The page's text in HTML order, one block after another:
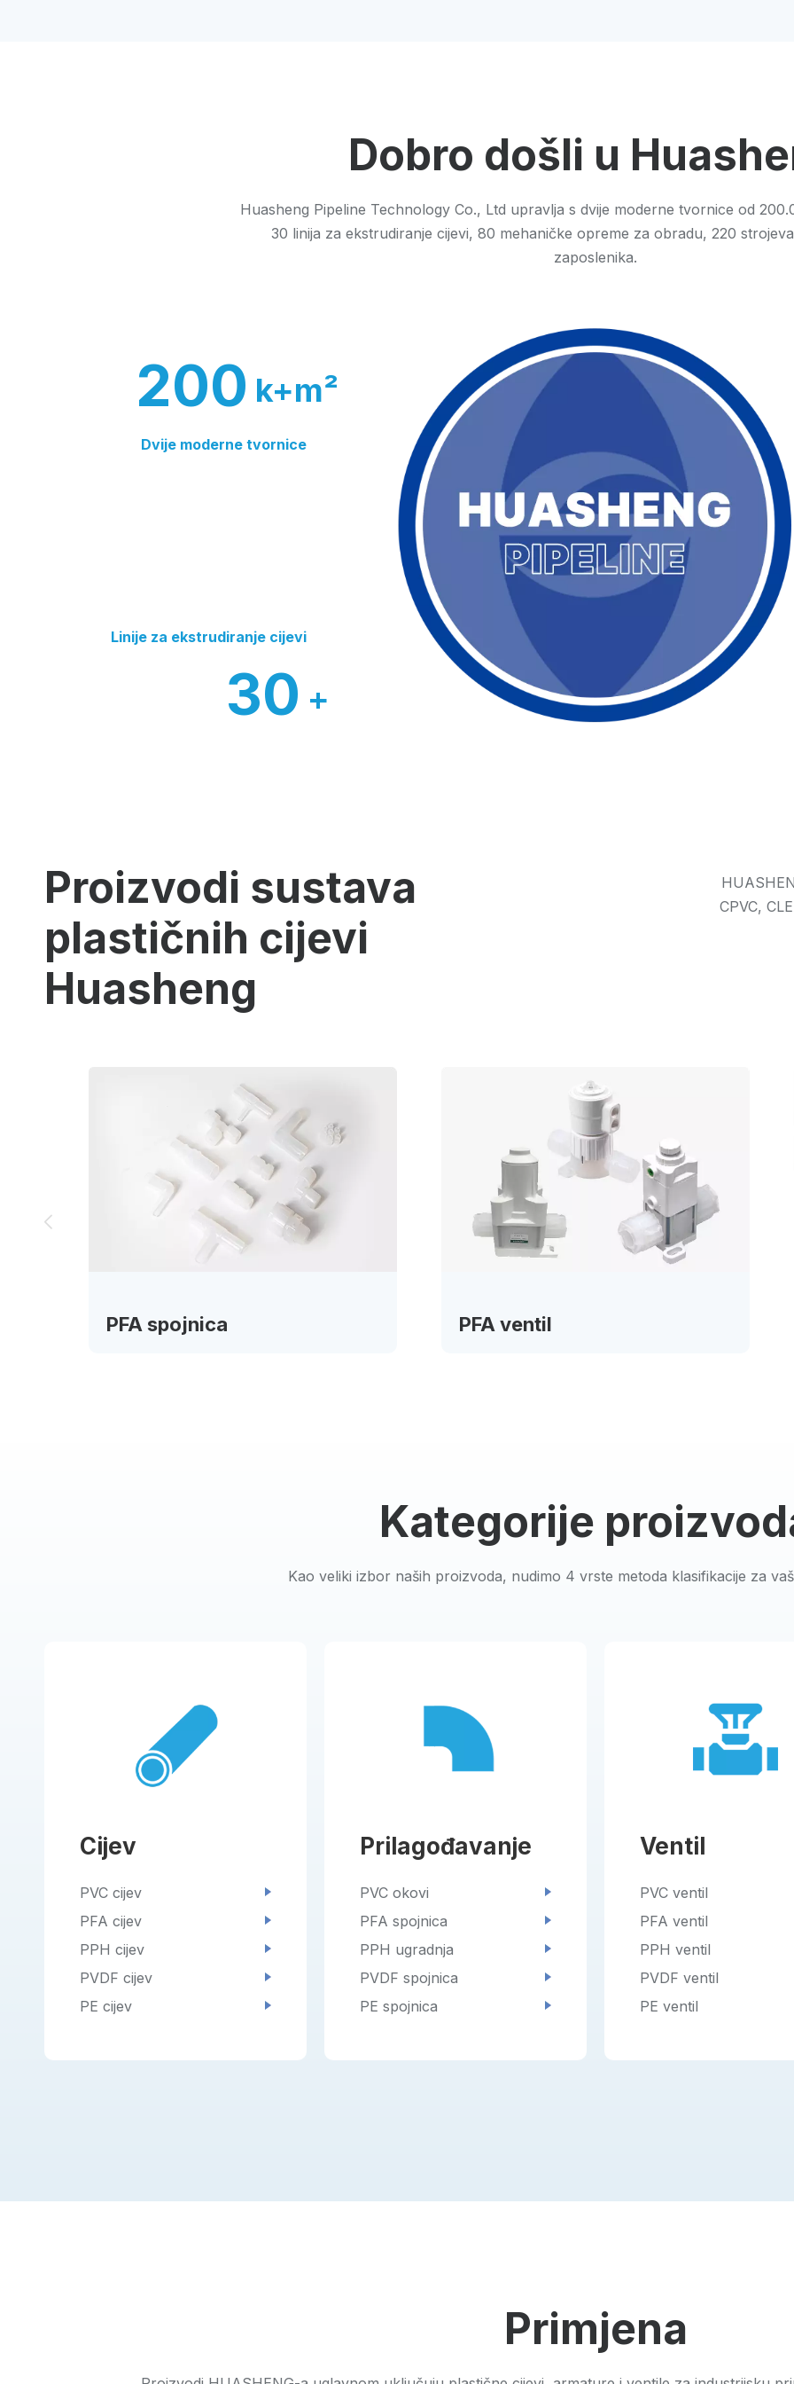
Dobro došli u
Huasheng Pipeline Technology Co., Ltd upravlja s dvije moderne tvornice od
30 linija za ekstrudiranje cijevi, 80 mehaničke opreme za obradu, 220
zaposlenika.
200 k+m²
Dvije moderne tvornice
Linije za ekstrudiranje cijevi
30 +
Proizvodi sustava
plastičnih cijevi
Huasheng
CPVC,
Kategorije
Kao veliki izbor naših proizvoda, nudimo 4 vrste metoda klasifikacije za
Cijev
PVC cijev
PFA cijev
PPH cijev
PVDF cijev
PE cijev
Prilagođavanje
PVC okovi
PFA spojnica
PPH ugradnja
PVDF spojnica
PE spojnica
Ventil
PVC ventil
PFA ventil
PPH ventil
PVDF ventil
PE ventil
Primjena